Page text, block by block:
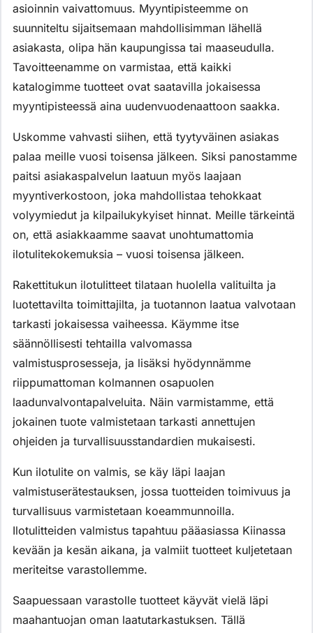
asioinnin vaivattomuus. Myyntipisteemme on
suunniteltu sijaitsemaan mahdollisimman lähellä
asiakasta, olipa hän kaupungissa tai maaseudulla.
Tavoitteenamme on varmistaa, että kaikki
katalogimme tuotteet ovat saatavilla jokaisessa
myyntipisteessä aina uudenvuodenaattoon saakka.
Uskomme vahvasti siihen, että tyytyväinen asiakas
palaa meille vuosi toisensa jälkeen. Siksi panostamme
paitsi asiakaspalvelun laatuun myös laajaan
myyntiverkostoon, joka mahdollistaa tehokkaat
volyymiedut ja kilpailukykyiset hinnat. Meille tärkeintä
on, että asiakkaamme saavat unohtumattomia
ilotulitekokemuksia – vuosi toisensa jälkeen.
Rakettitukun ilotulitteet tilataan huolella valituilta ja
luotettavilta toimittajilta, ja tuotannon laatua valvotaan
tarkasti jokaisessa vaiheessa. Käymme itse
säännöllisesti tehtailla valvomassa
valmistusprosesseja, ja lisäksi hyödynnämme
riippumattoman kolmannen osapuolen
laadunvalvontapalveluita. Näin varmistamme, että
jokainen tuote valmistetaan tarkasti annettujen
ohjeiden ja turvallisuusstandardien mukaisesti.
Kun ilotulite on valmis, se käy läpi laajan
valmistuserätestauksen, jossa tuotteiden toimivuus ja
turvallisuus varmistetaan koeammunnoilla.
Ilotulitteiden valmistus tapahtuu pääasiassa Kiinassa
kevään ja kesän aikana, ja valmiit tuotteet kuljetetaan
meriteitse varastollemme.
Saapuessaan varastolle tuotteet käyvät vielä läpi
maahantuojan oman laatutarkastuksen. Tällä